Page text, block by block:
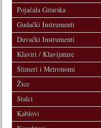
Pojačala Gitarska
Gudački Instrumenti
Duvački Instrumenti
Klaviri / Klavijature
Štimeri i Metronomi
Žice
Stalci
Kablovi